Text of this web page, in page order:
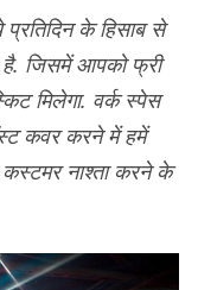
के हिसाब से
जिसमें आपको फ्री
मिलेगा. वर्क स्पेस
कवर करने में हमें
नाश्ता करने के